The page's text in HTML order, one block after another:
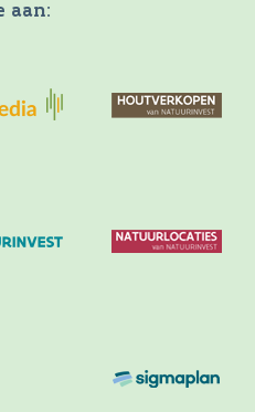
aan: